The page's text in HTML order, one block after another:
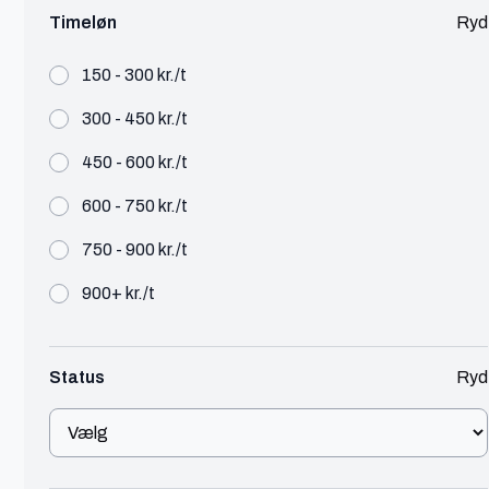
Timeløn
Ryd
150 - 300 kr./t
300 - 450 kr./t
450 - 600 kr./t
600 - 750 kr./t
750 - 900 kr./t
900+ kr./t
Status Ryd
Aarhus
Grafisk & motion designer
Grafisk designer der brænder for at skabe visuelle
og digitale løsninger for andres marketing og
Aarhus